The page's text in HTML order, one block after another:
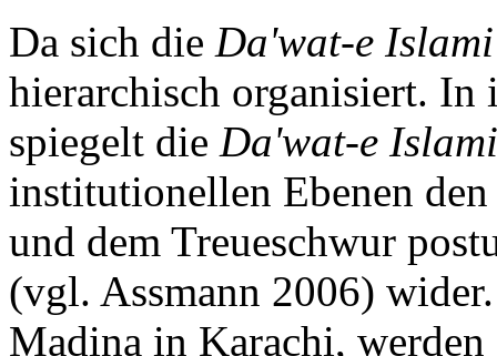
Da sich die Da'wat-e Islami
hierarchisch organisiert. In
spiegelt die Da'wat-e Islami
institutionellen Ebenen
und dem Treueschwur
(vgl. Assmann 2006)
Madina in Karachi,